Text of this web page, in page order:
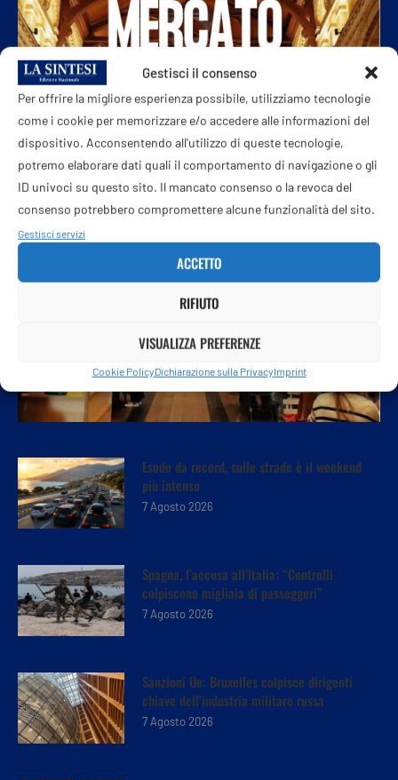
Gestisci il consenso
Per offrire la migliore esperienza possibile, utilizziamo tecnologie
come i cookie per memorizzare e/o accedere alle informazioni del
dispositivo. Acconsentendo all'utilizzo di queste tecnologie,
potremo elaborare dati quali il comportamento di navigazione o gli
ID univoci su questo sito. Il mancato consenso o la revoca del
consenso potrebbero compromettere alcune funzionalità del sito.
Gestisci servizi
ACCETTO
RIFIUTO
VISUALIZZA PREFERENZE
Cookie PolicyDichiarazione sulla PrivacyImprint
Esodo da record, sulle strade è il weekend
più intenso
7 Agosto 2026
Spagna, l’accusa all’Italia: “Controlli
colpiscono migliaia di passeggeri”
7 Agosto 2026
Sanzioni Ue: Bruxelles colpisce dirigenti
chiave dell’industria militare russa
7 Agosto 2026